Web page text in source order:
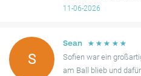
11-06-2026
S
Sean ☆ ☆ ☆ ☆ ☆
Sofien war ein
am Ball blieb und